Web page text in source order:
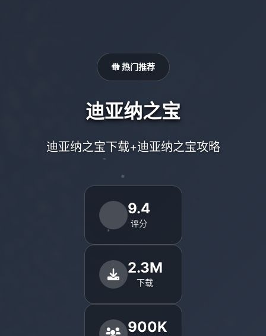
🚻 热门推荐
迪亚纳之宝
迪亚纳之宝下载+迪亚纳之宝攻略
9.4
评分
2.3M
下载
900K